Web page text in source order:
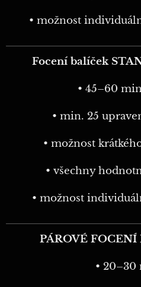
• možnost
Focení balíček
• 45–60
• min. 25
• možnost
• všechny
• možnost
PÁROVÉ
•